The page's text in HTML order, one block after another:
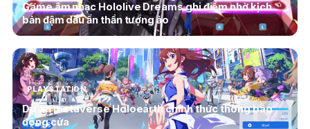
Game âm nhạc Hololive Dreams ghi điểm nhờ kịch
bản đậm dấu ấn thần tượng ảo
PLAYSTATION
Dự án metaverse Holoearth chính thức thông báo
đóng cửa